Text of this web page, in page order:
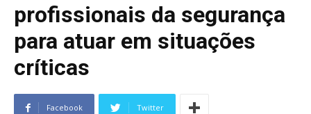
profissionais da segurança
para atuar em situações
críticas
Facebook Twitter